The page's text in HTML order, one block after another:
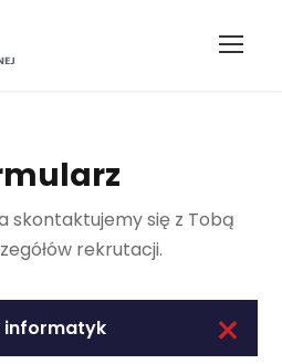
skontaktujemy się z Tobą
rekrutacji.
informatyk +